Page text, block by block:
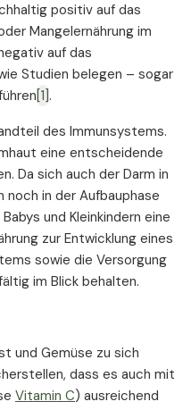
positiv auf das
Mangelernährung im
auf das
Studien belegen – sogar
[1] .
des Immunsystems.
eine entscheidende
Da sich auch der Darm in
in der Aufbauphase
und Kleinkindern eine
zur Entwicklung eines
sowie die Versorgung
im Blick behalten.
und Gemüse zu sich
dass es auch mit
Vitamin C) ausreichend